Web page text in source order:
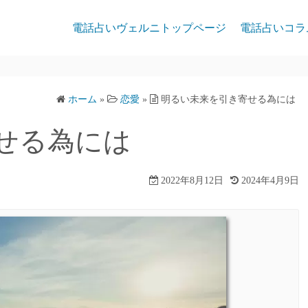
電話占いヴェルニトップページ 電話占いコ
ホーム » 恋愛 » 明るい未来を引き寄せる為には
る為には
2022年8月12日 2024年4月9日